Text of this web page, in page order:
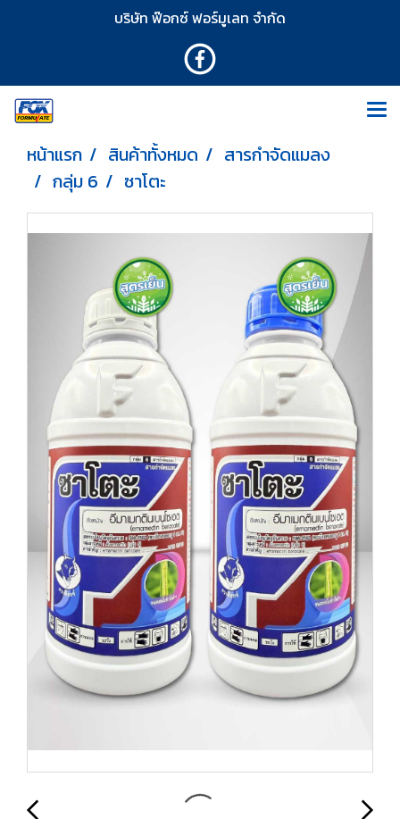
บริษัท ฟ๊อกซ์ ฟอร์มูเลท จำกัด
หน้าแรก สินค้าทั้งหมด
สารกำจัดแมลง
กลุ่ม 6
ซาโตะ